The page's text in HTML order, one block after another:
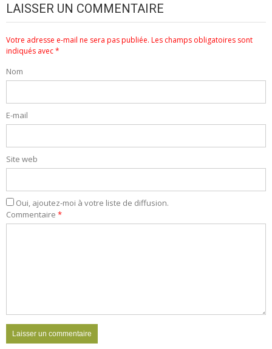
LAISSER UN COMMENTAIRE
Votre adresse e-mail ne sera pas publiée. Les champs obligatoires sont
indiqués avec*
Nom
E-mail
Site web
Oui, ajoutez-moi à votre liste de diffusion.
Commentaire *